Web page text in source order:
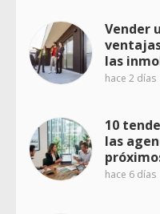
Vender
las
hace 2 días
10
las
hace 6 días